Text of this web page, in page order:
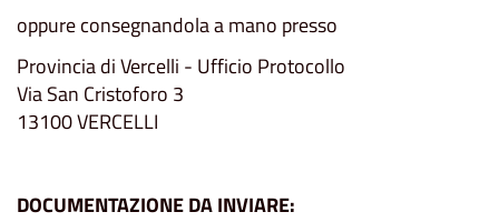
oppure consegnandola a mano presso
Provincia di Vercelli - Ufficio Protocollo
Via San Cristoforo 3
13100 VERCELLI
DOCUMENTAZIONE DA INVIARE: